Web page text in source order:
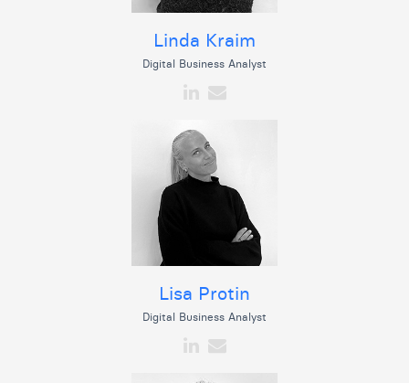
Linda Kraim
Digital Business Analyst
Lisa Protin
Digital Business Analyst